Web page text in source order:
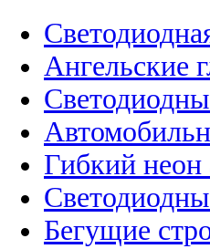
Ангельские
Гибкий
Бегущие